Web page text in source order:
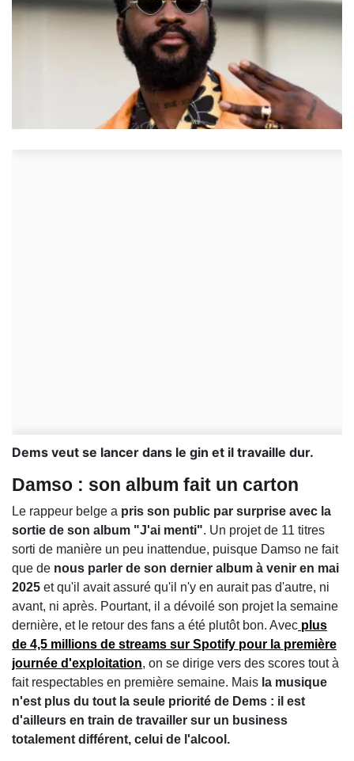
Dems veut se lancer dans le gin et il travaille dur.
Damso : son album fait un carton
Le rappeur belge a pris son public par surprise avec la
sortie de son album "J'ai menti". Un projet de 11 titres
sorti de manière un peu inattendue, puisque Damso ne fait
que de nous parler de son dernier album à venir en mai
2025 et qu'il avait assuré qu'il n'y en aurait pas d'autre, ni
avant, ni après. Pourtant, il a dévoilé son projet la semaine
dernière, et le retour des fans a été plutôt bon. Avec plus
de 4,5 millions de streams sur Spotify pour la première
journée d'exploitation, on se dirige vers des scores tout à
fait respectables en première semaine. Mais la musique
n'est plus du tout la seule priorité de Dems : il est
d'ailleurs en train de travailler sur un business
totalement différent, celui de l'alcool.